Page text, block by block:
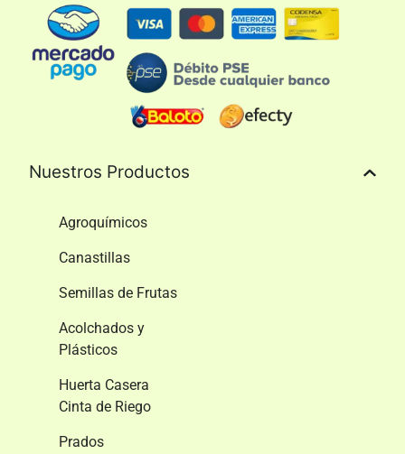
Nuestros Productos
Agroquímicos
Canastillas
Semillas de Frutas
Acolchados y
Plásticos
Huerta Casera
Cinta de Riego
Prados